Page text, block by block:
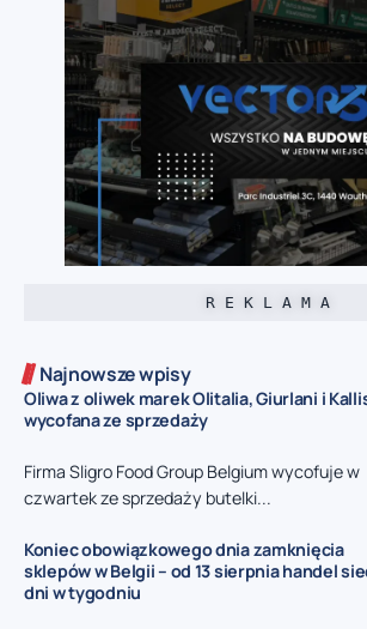
R E K L A M A
Najnowsze wpisy
Oliwa z oliwek marek Olitalia, Giurlani i
wycofana ze sprzedaży
Firma Sligro Food Group Belgium wycofuje w
czwartek ze sprzedaży butelki...
Koniec obowiązkowego dnia zamknięcia
sklepów w Belgii – od 13 sierpnia handel
dni w tygodniu